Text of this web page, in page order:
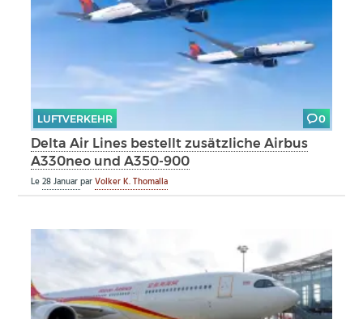
LUFTVERKEHR 0
Delta Air Lines bestellt zusätzliche Airbus
A330neo und A350-900
Le28 JanuarparVolker K. Thomalla